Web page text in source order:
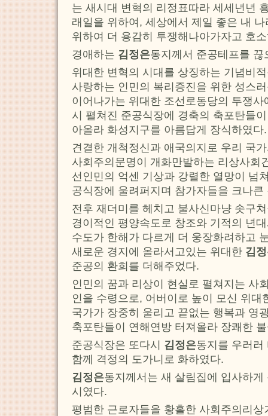
는 새시대 변혁의 리정표따라 세세년년
래일을 위하여, 세상에서 제일 좋은 내
위하여 더 용감히 투쟁해나아가자고 호
경애하는 김정은동지께서 준공테프를 끊
위대한 변혁의 시대를 상징하는 기념비
사랑하는 인민의 복리증진을 위한 성스
이어나가는 위대한 조선로동당의 투쟁
시 펼쳐진 준공식장에 경축의 축포탄들
아올라 화성지구를 아름답게 장식하였다.
견결한 개척정신과 애국의지로 우리 국
사회주의문명이 개화만발하는 리상사회
선인민의 억센 기상과 강렬한 열망이 넘
공식장에 울려퍼지며 참가자들을 크나
전후 재더미를 헤치고 불사신마냥 솟구
경이적인 평양속도로 창조와 기적의 년
수도가 한해가 다르게 더 웅장화려하고
새로운 경지에 올라서고있는 위대한 김
준공의 환희를 더해주었다.
인민의 꿈과 리상이 현실로 펼쳐지는 사
인을 수령으로, 어버이로 높이 모신 위대
국가가 장중히 울리고 끝없는 행복과 영
축포탄들이 연해연방 터져올라 장쾌한
준공식장은 또다시 김정은동지를 우러러
함께 격정의 도가니로 화하였다.
김정은동지께서는 새 살림집에 입사하
시였다.
평범한 근로자들을 황홀한 사회주의리